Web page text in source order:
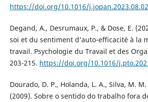
https://doi.org/10.1016/
Degand, A., Desrumaux, P., & Dose, E.
soi et du sentiment d’auto-efficacité à la
travail. Psychologie du Travail et des
203-215. https://doi.org/10.1016/
Dourado, D. P., Holanda, L. A., Silva, M.
(2009). Sobre o sentido do trabalho fora